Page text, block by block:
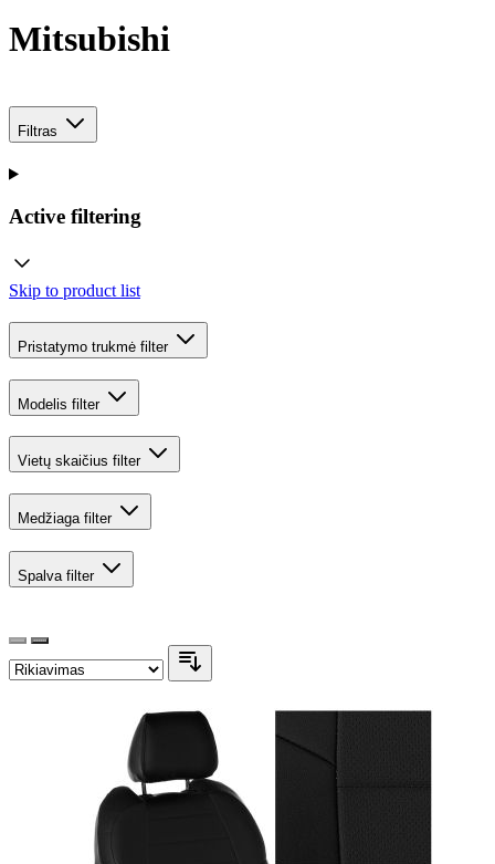
Mitsubishi
Filtras
Active filtering
Skip to product list
Pristatymo trukmė filter
Modelis filter
Vietų skaičius filter
Medžiaga filter
Spalva filter